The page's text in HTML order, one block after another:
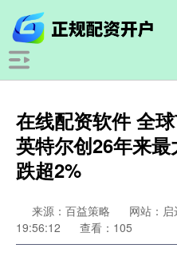
在线配资软件 全
英特尔创26年来
跌超2%
来源：百益策略 网站：
19:56:12
查看：105